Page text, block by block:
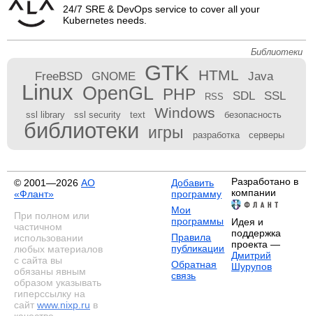
24/7 SRE & DevOps service to cover all your
Kubernetes needs.
Библиотеки
FreeBSD GNOME GTK HTML Java
Linux OpenGL PHP RSS SDL SSL
ssl library ssl security text Windows безопасность
библиотеки игры разработка серверы
© 2001—2026 АО
«Флант»
При полном или
частичном
использовании
любых материалов
с сайта вы
обязаны явным
образом указывать
гиперссылку на
сайт www.nixp.ru в
Добавить
программу
Мои
программы
Правила
публикации
Обратная
связь
Разработано в
компании
Идея и
поддержка
проекта —
Дмитрий
Шурупов